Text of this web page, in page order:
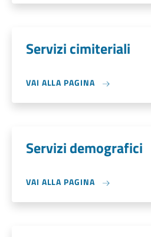
Servizi cimiteriali
VAI ALLA PAGINA
Servizi demografici
VAI ALLA PAGINA